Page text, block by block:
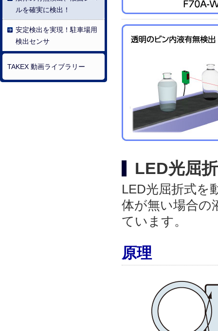
ルを確実に検出！
安定検出を実現！駐車場用
検出センサ
TAKEX 動画ライブラリー
LED光屈
LED光屈折式を
体が無い場合の
ています。
原理